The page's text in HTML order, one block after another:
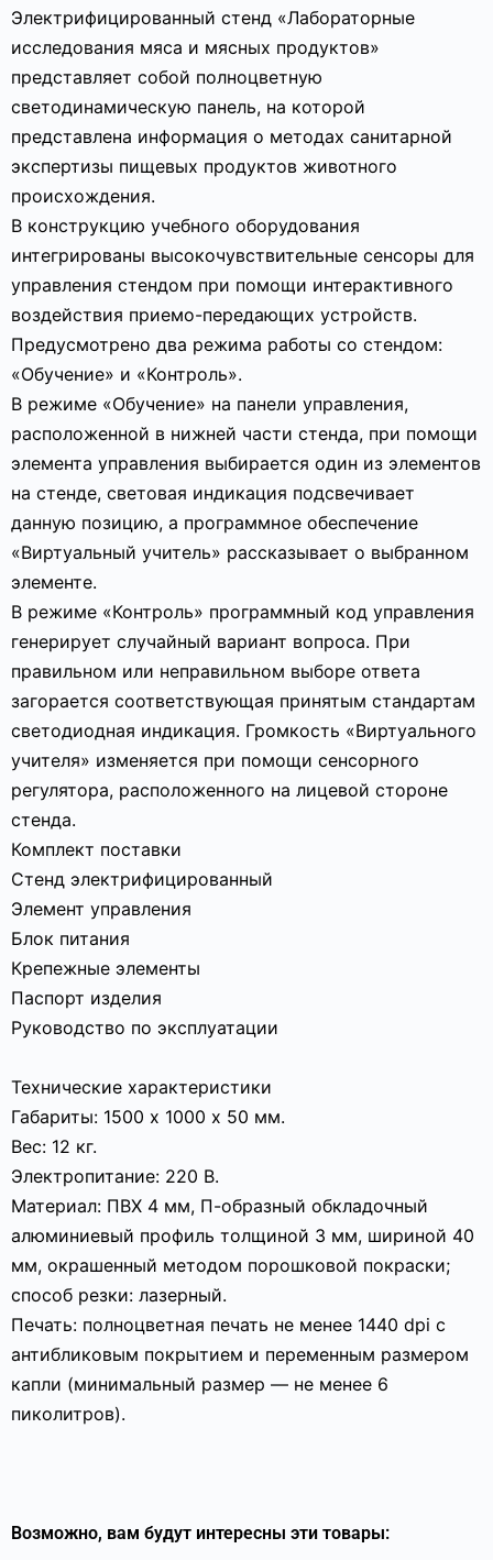
Электрифицированный стенд «Лабораторные
исследования мяса и мясных продуктов»
представляет собой полноцветную
светодинамическую панель, на которой
представлена информация о методах санитарной
экспертизы пищевых продуктов животного
происхождения.
В конструкцию учебного оборудования
интегрированы высокочувствительные сенсоры для
управления стендом при помощи интерактивного
воздействия приемо-передающих устройств.
Предусмотрено два режима работы со стендом:
«Обучение» и «Контроль».
В режиме «Обучение» на панели управления,
расположенной в нижней части стенда, при помощи
элемента управления выбирается один из элементов
на стенде, световая индикация подсвечивает
данную позицию, а программное обеспечение
«Виртуальный учитель» рассказывает о выбранном
элементе.
В режиме «Контроль» программный код управления
генерирует случайный вариант вопроса. При
правильном или неправильном выборе ответа
загорается соответствующая принятым стандартам
светодиодная индикация. Громкость «Виртуального
учителя» изменяется при помощи сенсорного
регулятора, расположенного на лицевой стороне
стенда.
Комплект поставки
Стенд электрифицированный
Элемент управления
Блок питания
Крепежные элементы
Паспорт изделия
Руководство по эксплуатации
Технические характеристики
Габариты: 1500 х 1000 х 50 мм.
Вес: 12 кг.
Электропитание: 220 В.
Материал: ПВХ 4 мм, П-образный обкладочный
алюминиевый профиль толщиной 3 мм, шириной 40
мм, окрашенный методом порошковой покраски;
способ резки: лазерный.
Печать: полноцветная печать не менее 1440 dpi с
антибликовым покрытием и переменным размером
капли (минимальный размер — не менее 6
пиколитров).
Возможно, вам будут интересны эти товары: